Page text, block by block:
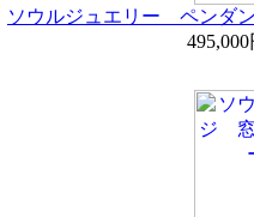
ソウルジュエリー ペンダ
495,000